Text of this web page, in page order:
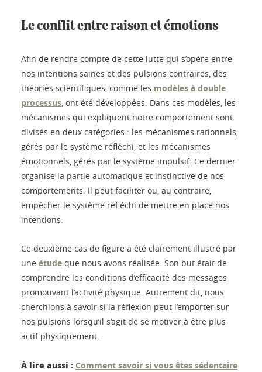
Le conflit entre raison et émotions
Afin de rendre compte de cette lutte qui s’opère entre
nos intentions saines et des pulsions contraires, des
théories scientifiques, comme les modèles à double
processus, ont été développées. Dans ces modèles, les
mécanismes qui expliquent notre comportement sont
divisés en deux catégories : les mécanismes rationnels,
gérés par le système réfléchi, et les mécanismes
émotionnels, gérés par le système impulsif. Ce dernier
organise la partie automatique et instinctive de nos
comportements. Il peut faciliter ou, au contraire,
empêcher le système réfléchi de mettre en place nos
intentions.
Ce deuxième cas de figure a été clairement illustré par
une étude que nous avons réalisée. Son but était de
comprendre les conditions d’efficacité des messages
promouvant l’activité physique. Autrement dit, nous
cherchions à savoir si la réflexion peut l’emporter sur
nos pulsions lorsqu’il s’agit de se motiver à être plus
actif physiquement.
À lire aussi : Comment savoir si vous êtes sédentaire